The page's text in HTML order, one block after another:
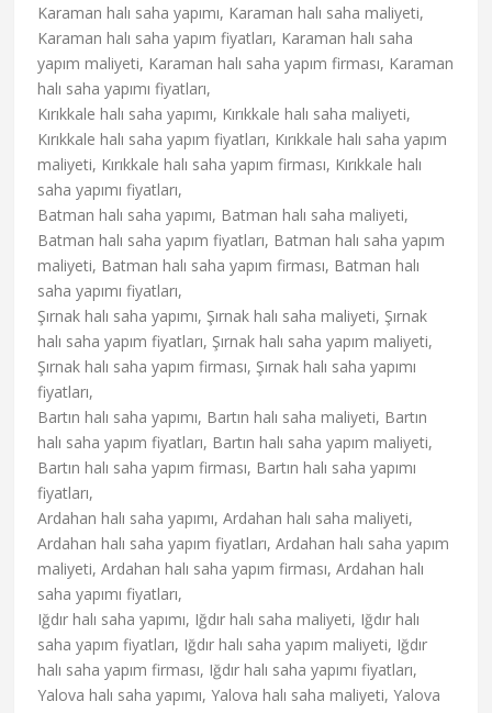
Karaman halı saha yapımı, Karaman halı saha maliyeti,
Karaman halı saha yapım fiyatları, Karaman halı saha
yapım maliyeti, Karaman halı saha yapım firması, Karaman
halı saha yapımı fiyatları,
Kırıkkale halı saha yapımı, Kırıkkale halı saha maliyeti,
Kırıkkale halı saha yapım fiyatları, Kırıkkale halı saha yapım
maliyeti, Kırıkkale halı saha yapım firması, Kırıkkale halı
saha yapımı fiyatları,
Batman halı saha yapımı, Batman halı saha maliyeti,
Batman halı saha yapım fiyatları, Batman halı saha yapım
maliyeti, Batman halı saha yapım firması, Batman halı
saha yapımı fiyatları,
Şırnak halı saha yapımı, Şırnak halı saha maliyeti, Şırnak
halı saha yapım fiyatları, Şırnak halı saha yapım maliyeti,
Şırnak halı saha yapım firması, Şırnak halı saha yapımı
fiyatları,
Bartın halı saha yapımı, Bartın halı saha maliyeti, Bartın
halı saha yapım fiyatları, Bartın halı saha yapım maliyeti,
Bartın halı saha yapım firması, Bartın halı saha yapımı
fiyatları,
Ardahan halı saha yapımı, Ardahan halı saha maliyeti,
Ardahan halı saha yapım fiyatları, Ardahan halı saha yapım
maliyeti, Ardahan halı saha yapım firması, Ardahan halı
saha yapımı fiyatları,
Iğdır halı saha yapımı, Iğdır halı saha maliyeti, Iğdır halı
saha yapım fiyatları, Iğdır halı saha yapım maliyeti, Iğdır
halı saha yapım firması, Iğdır halı saha yapımı fiyatları,
Yalova halı saha yapımı, Yalova halı saha maliyeti, Yalova